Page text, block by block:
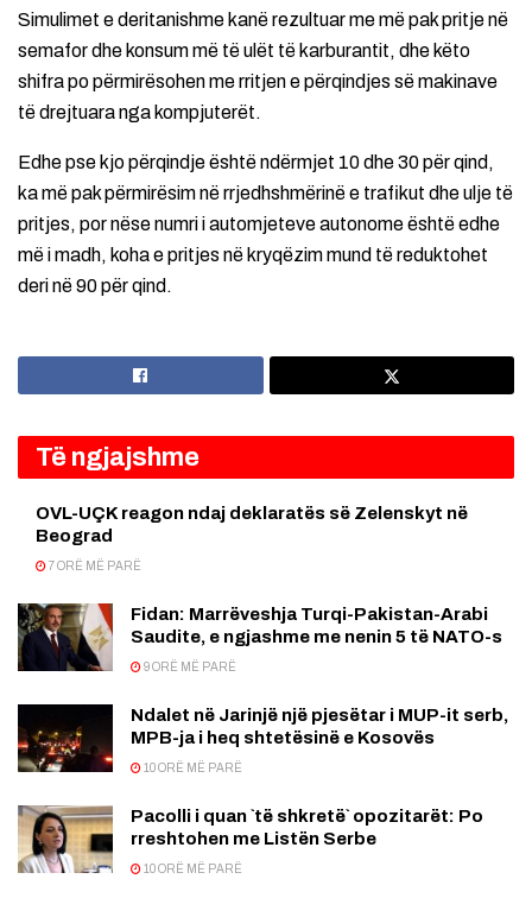
Simulimet e deritanishme kanë rezultuar me më pak pritje në
semafor dhe konsum më të ulët të karburantit, dhe këto
shifra po përmirësohen me rritjen e përqindjes së makinave
të drejtuara nga kompjuterët.
Edhe pse kjo përqindje është ndërmjet 10 dhe 30 për qind,
ka më pak përmirësim në rrjedhshmërinë e trafikut dhe ulje të
pritjes, por nëse numri i automjeteve autonome është edhe
më i madh, koha e pritjes në kryqëzim mund të reduktohet
deri në 90 për qind.
Të ngjajshme
OVL-UÇK reagon ndaj deklaratës së Zelenskyt në
Beograd
7 ORË MË PARË
Fidan: Marrëveshja Turqi-Pakistan-Arabi
Saudite, e ngjashme me nenin 5 të NATO-s
9 ORË MË PARË
Ndalet në Jarinjë një pjesëtar i MUP-it serb,
MPB-ja i heq shtetësinë e Kosovës
10 ORË MË PARË
Pacolli i quan `të shkretë` opozitarët: Po
rreshtohen me Listën Serbe
10 ORË MË PARË